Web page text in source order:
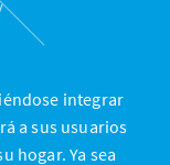
integrar
a sus usuarios
hogar. Ya sea